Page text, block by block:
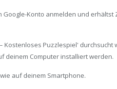
Konto anmelden und erhältst
Kostenloses Puzzlespiel' durchsucht
deinem Computer installiert werden.
auf deinem Smartphone.